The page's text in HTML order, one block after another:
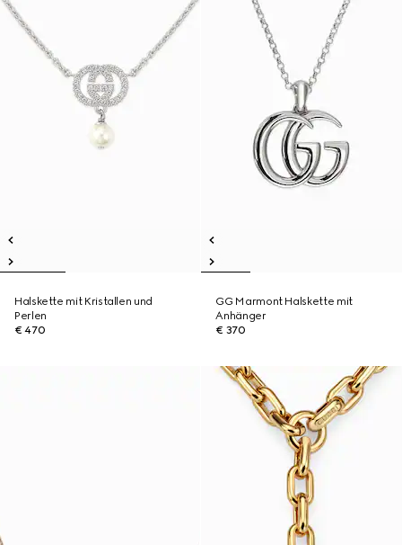
Halskette mit Kristallen und
Perlen
€ 470
GG Marmont Halskette mit
Anhänger
€ 370